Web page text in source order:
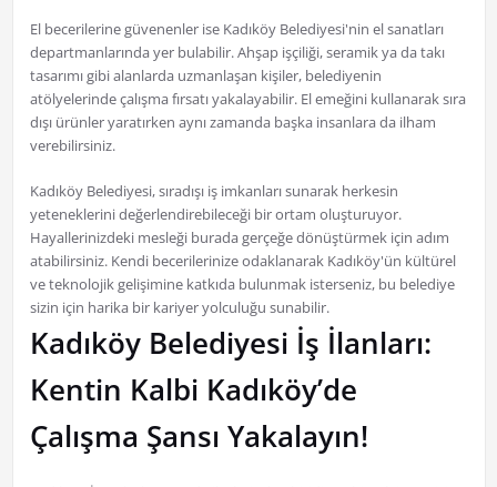
El becerilerine güvenenler ise Kadıköy Belediyesi'nin el sanatları
departmanlarında yer bulabilir. Ahşap işçiliği, seramik ya da takı
tasarımı gibi alanlarda uzmanlaşan kişiler, belediyenin
atölyelerinde çalışma fırsatı yakalayabilir. El emeğini kullanarak sıra
dışı ürünler yaratırken aynı zamanda başka insanlara da ilham
verebilirsiniz.
Kadıköy Belediyesi, sıradışı iş imkanları sunarak herkesin
yeteneklerini değerlendirebileceği bir ortam oluşturuyor.
Hayallerinizdeki mesleği burada gerçeğe dönüştürmek için adım
atabilirsiniz. Kendi becerilerinize odaklanarak Kadıköy'ün kültürel
ve teknolojik gelişimine katkıda bulunmak isterseniz, bu belediye
sizin için harika bir kariyer yolculuğu sunabilir.
Kadıköy Belediyesi İş İlanları:
Kentin Kalbi Kadıköy’de
Çalışma Şansı Yakalayın!